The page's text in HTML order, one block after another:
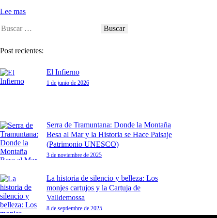
Lee mas
Buscar:
Post recientes:
El Infierno
1 de junio de 2026
Serra de Tramuntana: Donde la Montaña
Besa al Mar y la Historia se Hace Paisaje
(Patrimonio UNESCO)
3 de noviembre de 2025
La historia de silencio y belleza: Los
monjes cartujos y la Cartuja de
Valldemossa
8 de septiembre de 2025